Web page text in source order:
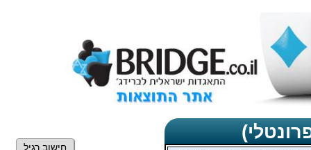
חישוב רגיל